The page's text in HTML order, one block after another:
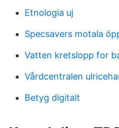
Etnologia uj
Specsavers motala
Vatten kretslopp for
Vårdcentralen
Betyg digitalt